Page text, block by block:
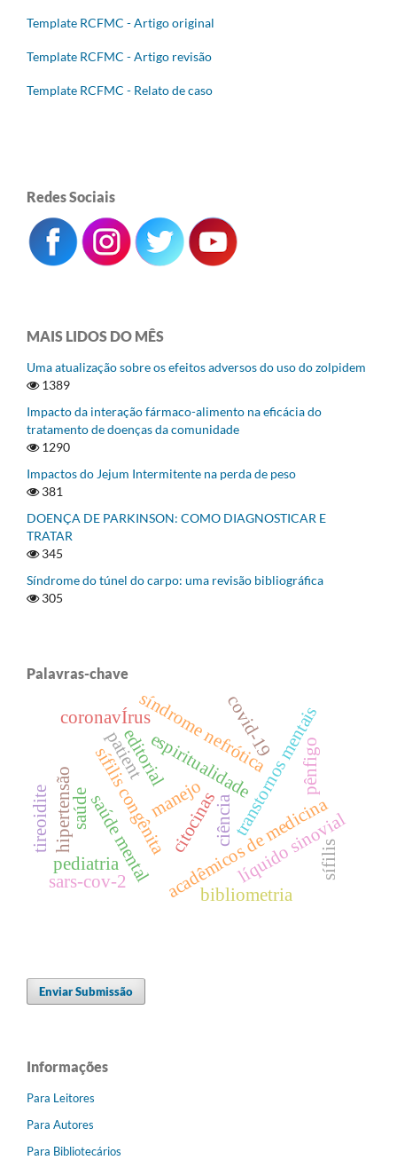
Template RCFMC - Artigo original
Template RCFMC - Artigo revisão
Template RCFMC - Relato de caso
Redes Sociais
MAIS LIDOS DO MÊS
Uma atualização sobre os efeitos adversos do uso do zolpidem
1389
Impacto da interação fármaco-alimento na eficácia do
tratamento de doenças da comunidade
1290
Impactos do Jejum Intermitente na perda de peso
381
DOENÇA DE PARKINSON: COMO DIAGNOSTICAR E
TRATAR
345
Síndrome do túnel do carpo: uma revisão bibliográfica
305
Palavras-chave
acadêmicos de medicina
espiritualidade
saúde mental transtornos mentais
editorial
sífilis congênita
síndrome nefrótica
manejo
saúde ciêncialíquido sinovial
covid-19
sars-cov-2
coronavÍrus
bibliometria
pênfigo
citocinas
pediatria
hipertensão
tireoidite
patient
sífilis
Enviar Submissão
Informações
Para Leitores
Para Autores
Para Bibliotecários